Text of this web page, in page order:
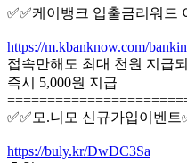
✅✅케이뱅크 입출금리워드
https://m.kbanknow.com/
접속만해도 최대 천원 지급
즉시 5,000원 지급
✅✅모.니모 신규가입이벤트
https://buly.kr/DwDC3Sa